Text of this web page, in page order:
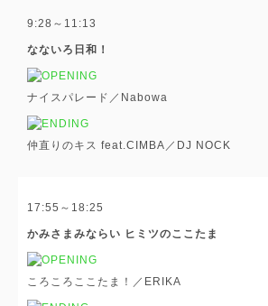
9:28～11:13
なないろ日和！
ナイスパレード／Nabowa
仲直りのキス feat.CIMBA／DJ NOCK
17:55～18:25
かみさまみならい ヒミツのここたま
ころころここたま！／ERIKA